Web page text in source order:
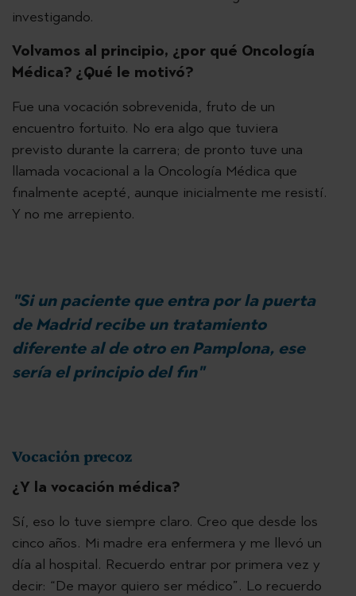
investigando.
Volvamos al principio, ¿por qué Oncología
Médica? ¿Qué le motivó?
Fue una vocación sobrevenida, fruto de un
encuentro fortuito. No era algo que tuviera
previsto durante la carrera; de pronto tuve una
llamada vocacional a la Oncología Médica que
finalmente acepté, aunque inicialmente me resistí.
Y no me arrepiento.
"Si un paciente que entra por la puerta
de Madrid recibe un tratamiento
diferente al de otro en Pamplona, ese
sería el principio del fin"
Vocación precoz
¿Y la vocación médica?
Sí, eso lo tuve siempre claro. Creo que desde los
cinco años. Mi madre era enfermera y me llevó un
día al hospital. Recuerdo entrar por primera vez y
decir: “De mayor quiero ser médico”. Lo recuerdo